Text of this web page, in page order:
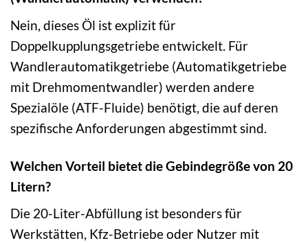
Nein, dieses Öl ist explizit für
Doppelkupplungsgetriebe entwickelt. Für
Wandlerautomatikgetriebe (Automatikgetriebe
mit Drehmomentwandler) werden andere
Spezialöle (ATF-Fluide) benötigt, die auf deren
spezifische Anforderungen abgestimmt sind.
Welchen Vorteil bietet die Gebindegröße von 20
Litern?
Die 20-Liter-Abfüllung ist besonders für
Werkstätten, Kfz-Betriebe oder Nutzer mit